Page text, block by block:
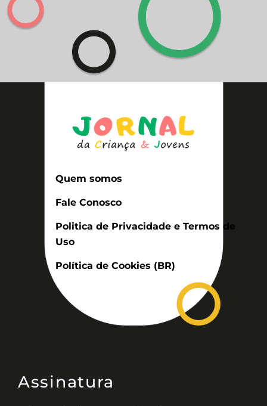
Quem somos
Fale Conosco
Politica de Privacidade e Termos de
Uso
Política de Cookies (BR)
Assinatura